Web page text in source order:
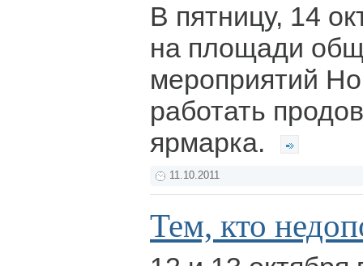
В пятницу, 14
на площади
мероприятий
работать
ярмарка.
11.10.2011
Тем, кто